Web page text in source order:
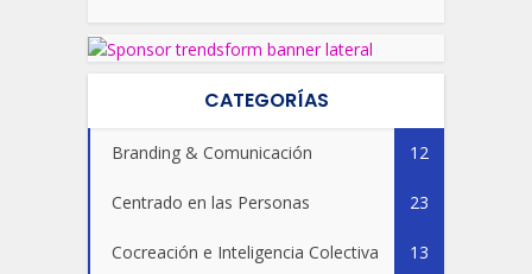
CATEGORÍAS
Branding & Comunicación 12
Centrado en las Personas 23
Cocreación e Inteligencia Colectiva 13